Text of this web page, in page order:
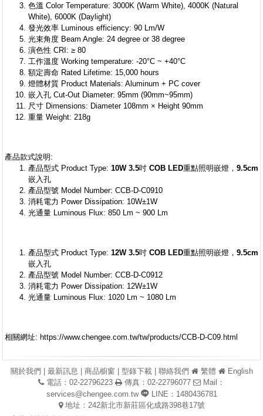
色溫 Color Temperature: 3000K (Warm White), 4000K (Natural
White), 6000K (Daylight)
發光效率 Luminous efficiency: 90 Lm/W
光束角度 Beam Angle: 24 degree or 38 degree
演色性 CRI: ≥ 80
工作溫度 Working temperature: -20°C ~ +40°C
額定壽命 Rated Lifetime: 15,000 hours
燈體材質 Product Materials: Aluminum + PC cover
嵌入孔 Cut-Out Diameter: 95mm (90mm~95mm)
尺寸 Dimensions: Diameter 108mm × Height 90mm
重量 Weight: 218g
產品款式說明:
產品型式 Product Type: 10W 3.5吋 COB LED重點照明嵌燈，9.5cm
嵌入孔
產品型號 Model Number: CCB-D-C0910
消耗電力 Power Dissipation: 10W±1W
光通量 Luminous Flux: 850 Lm ~ 900 Lm
產品型式 Product Type: 12W 3.5吋 COB LED重點照明嵌燈，9.5cm
嵌入孔
產品型號 Model Number: CCB-D-C0912
消耗電力 Power Dissipation: 12W±1W
光通量 Luminous Flux: 1020 Lm ~ 1080 Lm
相關網址: https://www.chengee.com.tw/tw/products/CCB-D-C09.html
關於我們 最新訊息 商品櫥窗| 型錄下載| 聯絡我們 繁體
English
電話：02-22796223
傳真：02-22796077
Mail：
services@chengee.com.tw
LINE：1480436781
地址：242新北市新莊區化成路398巷17號